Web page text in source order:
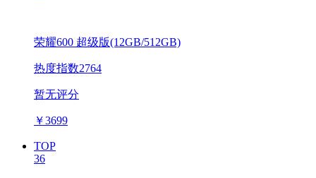
荣耀600 超级版(12GB/512GB)
热度指数2764
暂无评分
￥3699
TOP
36